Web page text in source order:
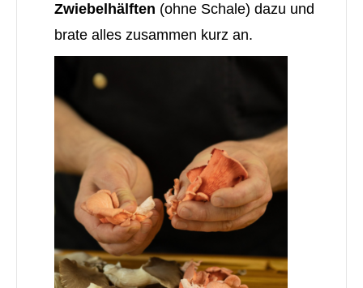
Zwiebelhälften (ohne Schale) dazu und
brate alles zusammen kurz an.